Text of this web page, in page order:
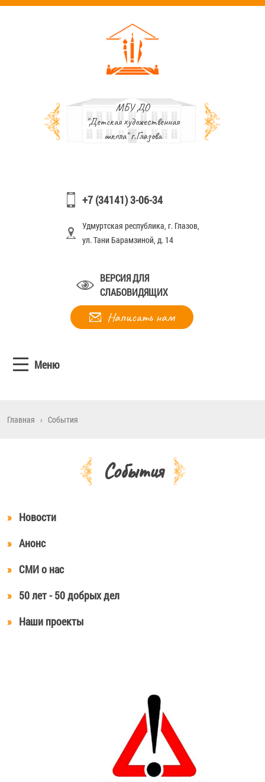
МБУ ДО
"Детская художественная
школа" г.Глазова
+7 (34141) 3-06-34
Удмуртская республика, г. Глазов,
ул. Тани Барамзиной, д. 14
ВЕРСИЯ ДЛЯ
СЛАБОВИДЯЩИХ
Написать нам
Меню
Главная › События
События
Новости
Анонс
СМИ о нас
50 лет - 50 добрых дел
Наши проекты